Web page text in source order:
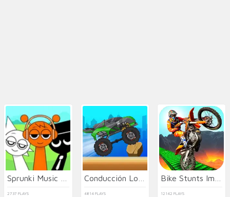
2737 PLAYS 4814 PLAYS 12142 PLAYS